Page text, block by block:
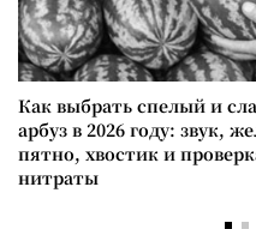
Как выбрать спелый и
арбуз в 2026 году: звук,
пятно, хвостик и
нитраты